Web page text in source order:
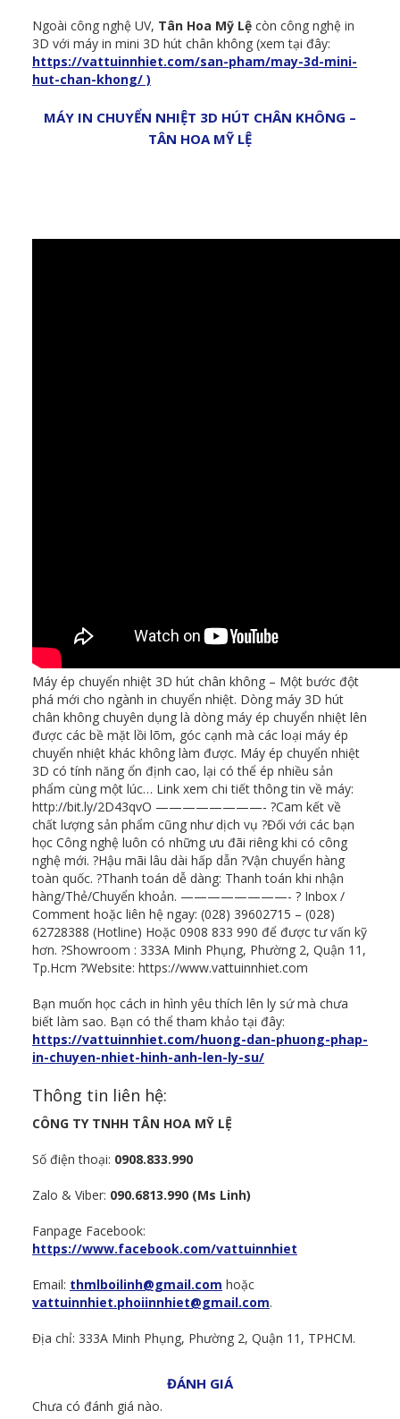
Ngoài công nghệ UV, Tân Hoa Mỹ Lệ còn công nghệ in
3D với máy in mini 3D hút chân không (xem tại đây:
https://vattuinnhiet.com/san-pham/may-3d-mini-
hut-chan-khong/ )
MÁY IN CHUYỂN NHIỆT 3D HÚT CHÂN KHÔNG –
TÂN HOA MỸ LỆ
Máy ép chuyển nhiệt 3D hút chân không – Một bước đột
phá mới cho ngành in chuyển nhiệt. Dòng máy 3D hút
chân không chuyên dụng là dòng máy ép chuyển nhiệt lên
được các bề mặt lồi lõm, góc cạnh mà các loại máy ép
chuyển nhiệt khác không làm được. Máy ép chuyển nhiệt
3D có tính năng ổn định cao, lại có thể ép nhiều sản
phẩm cùng một lúc… Link xem chi tiết thông tin về máy:
http://bit.ly/2D43qvO ————————- ?Cam kết về
chất lượng sản phẩm cũng như dịch vụ ?Đối với các bạn
học Công nghệ luôn có những ưu đãi riêng khi có công
nghệ mới. ?Hậu mãi lâu dài hấp dẫn ?Vận chuyển hàng
toàn quốc. ?Thanh toán dễ dàng: Thanh toán khi nhận
hàng/Thẻ/Chuyển khoản. ————————- ? Inbox /
Comment hoặc liên hệ ngay: (028) 39602715 – (028)
62728388 (Hotline) Hoặc 0908 833 990 để được tư vấn kỹ
hơn. ?Showroom : 333A Minh Phụng, Phường 2, Quận 11,
Tp.Hcm ?Website: https://www.vattuinnhiet.com
Bạn muốn học cách in hình yêu thích lên ly sứ mà chưa
biết làm sao. Bạn có thể tham khảo tại đây:
https://vattuinnhiet.com/huong-dan-phuong-phap-
in-chuyen-nhiet-hinh-anh-len-ly-su/
Thông tin liên hệ:
CÔNG TY TNHH TÂN HOA MỸ LỆ
Số điện thoại: 0908.833.990
Zalo & Viber: 090.6813.990 (Ms Linh)
Fanpage Facebook:
https://www.facebook.com/vattuinnhiet
Email: thmlboilinh@gmail.com hoặc
vattuinnhiet.phoiinnhiet@gmail.com.
Địa chỉ: 333A Minh Phụng, Phường 2, Quận 11, TPHCM.
ĐÁNH GIÁ
Chưa có đánh giá nào.